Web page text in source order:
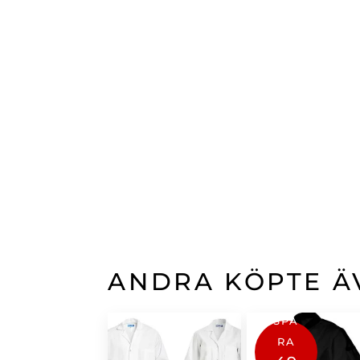
ANDRA KÖPTE
SPA
RA